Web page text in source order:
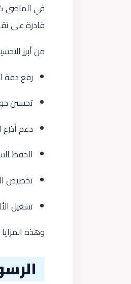
قادرة على
من أبرز
رفع دقة
تحسين
دعم أذرع
الحفظ
تخصيص
تشغيل
وهذه